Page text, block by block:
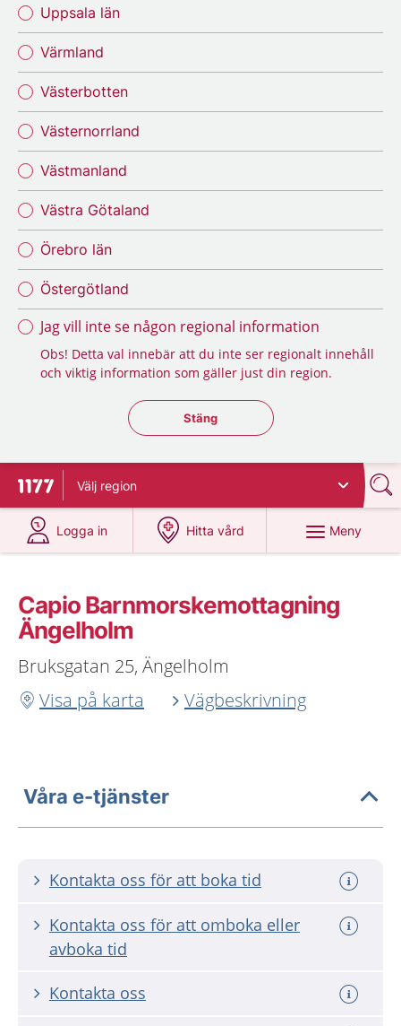
Uppsala län
Värmland
Västerbotten
Västernorrland
Västmanland
Västra Götaland
Örebro län
Östergötland
Jag vill inte se någon regional information
Obs! Detta val innebär att du inte ser regionalt innehåll
och viktig information som gäller just din region.
Stäng regionsväljaren
Stäng
Till startsidan för 1177
Välj region
Logga in
på 1177.se
Hitta vård
på 1177.se
Meny
Capio Barnmorskemottagning
Ängelholm
Bruksgatan 25, Ängelholm
Visa på karta
Vägbeskrivning
Våra e-tjänster
Kontakta oss för att boka tid
Kontakta oss för att omboka eller
avboka tid
Kontakta oss